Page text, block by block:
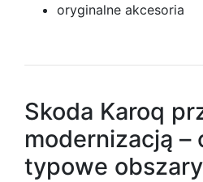
oryginalne akcesoria
Skoda Karoq
modernizacją –
typowe